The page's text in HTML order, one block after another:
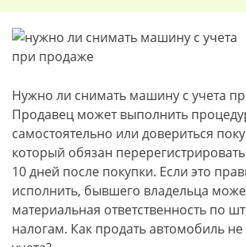
Нужно ли снимать машину с учета
Продавец может выполнить
самостоятельно или довериться
который обязан
10 дней после покупки. Если это
исполнить, бывшего владельца
материальная ответственность по
налогам. Как продать автомобиль